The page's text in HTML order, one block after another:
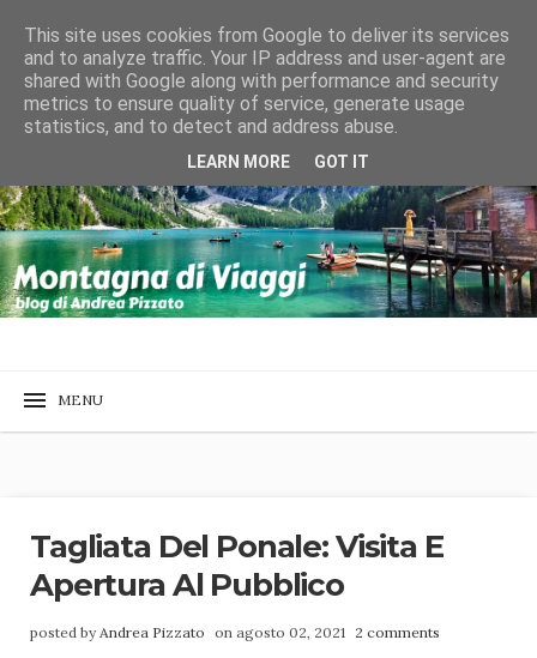
Tagliata Del Ponale: Visita E
Apertura Al Pubblico
posted by Andrea Pizzato on agosto 02, 2021 2 comments
This site uses cookies from Google to deliver its services
and to analyze traffic. Your IP address and user-agent are
shared with Google along with performance and security
metrics to ensure quality of service, generate usage
statistics, and to detect and address abuse.
LEARN MORE GOT IT